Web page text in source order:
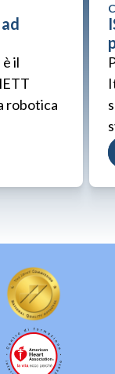
il
robotica